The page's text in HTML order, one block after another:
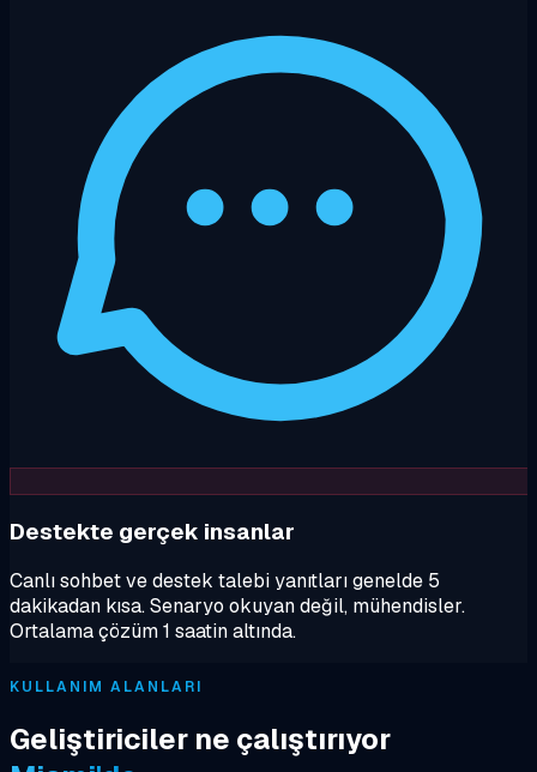
Destekte gerçek insanlar
Canlı sohbet ve destek talebi yanıtları genelde 5
dakikadan kısa. Senaryo okuyan değil, mühendisler.
Ortalama çözüm 1 saatin altında.
KULLANIM ALANLARI
Geliştiriciler ne çalıştırıyor